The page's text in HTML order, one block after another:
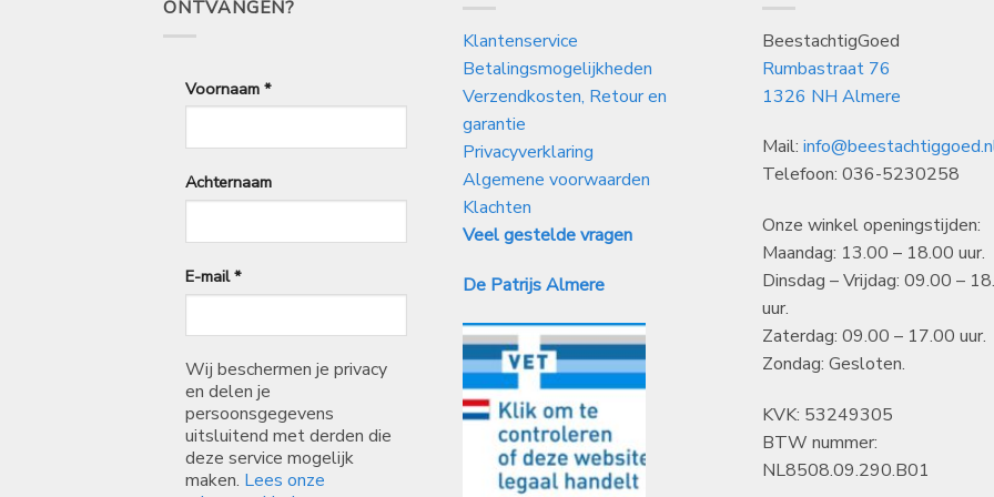
ONTVANGEN?
Voornaam *
Achternaam
E-mail*
Wij beschermen je privacy
en delen je
persoonsgegevens
uitsluitend met derden die
deze service mogelijk
maken. Lees onze
Klantenservice
Betalingsmogelijkheden
Verzendkosten, Retour en
garantie
Privacyverklaring
Algemene voorwaarden
Klachten
Veel gestelde vragen
De Patrijs Almere
BeestachtigGoed
Rumbastraat 76
1326 NH Almere
Mail:
Telefoon: 036-5230258
Onze winkel openingstijden:
Maandag: 13.00 – 18.00 uur.
Dinsdag – Vrijdag: 09.00 –
uur.
Zaterdag: 09.00 – 17.00 uur.
Zondag: Gesloten.
KVK: 53249305
BTW nummer:
NL8508.09.290.B01